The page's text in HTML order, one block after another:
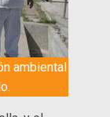
ambiental